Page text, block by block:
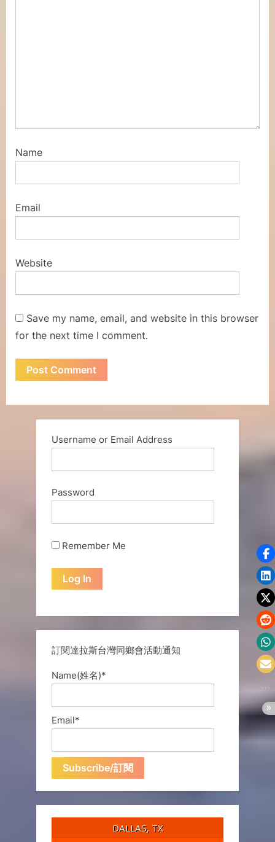
Name
Email
Website
Save my name, email, and website in this browser
for the next time I comment.
Username or Email Address
Password
Remember Me
訂閱達拉斯台灣同鄉會活動通知
Name(姓名)*
Email*
DALLAS, TX